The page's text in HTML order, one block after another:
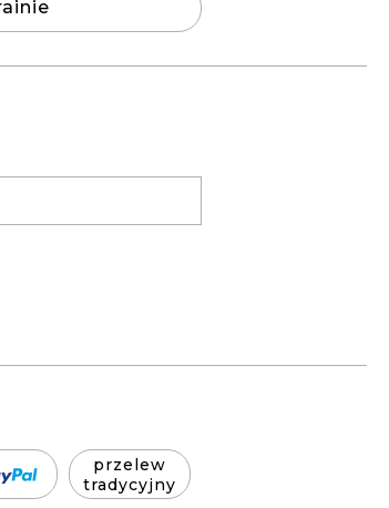
przelew
tradycyjny